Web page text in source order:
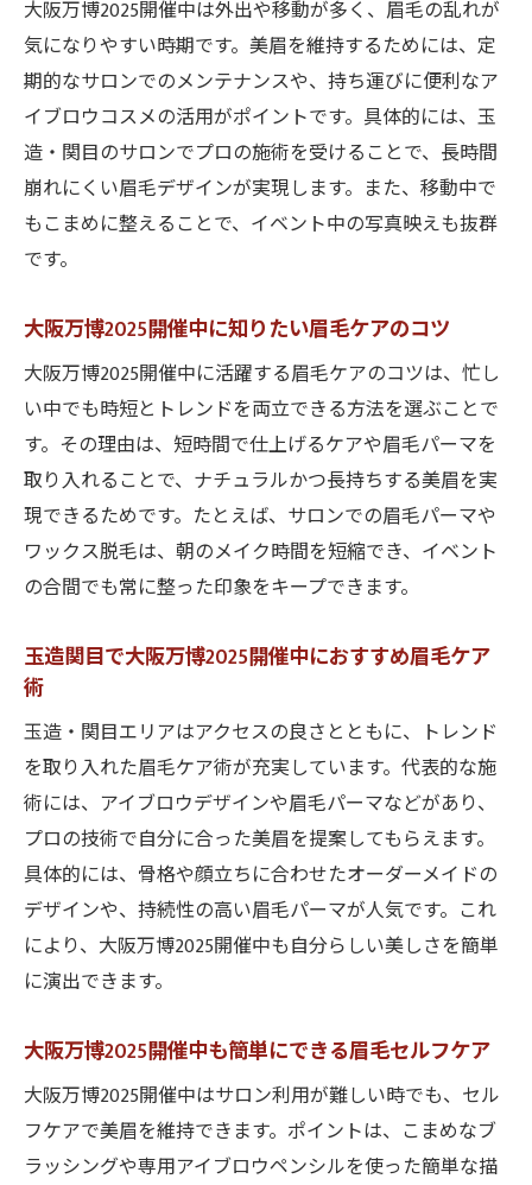
大阪万博2025開催中は外出や移動が多く、眉毛の乱れが
気になりやすい時期です。美眉を維持するためには、定
期的なサロンでのメンテナンスや、持ち運びに便利なア
イブロウコスメの活用がポイントです。具体的には、玉
造・関目のサロンでプロの施術を受けることで、長時間
崩れにくい眉毛デザインが実現します。また、移動中で
もこまめに整えることで、イベント中の写真映えも抜群
です。
大阪万博2025開催中に知りたい眉毛ケアのコツ
大阪万博2025開催中に活躍する眉毛ケアのコツは、忙し
い中でも時短とトレンドを両立できる方法を選ぶことで
す。その理由は、短時間で仕上げるケアや眉毛パーマを
取り入れることで、ナチュラルかつ長持ちする美眉を実
現できるためです。たとえば、サロンでの眉毛パーマや
ワックス脱毛は、朝のメイク時間を短縮でき、イベント
の合間でも常に整った印象をキープできます。
玉造関目で大阪万博2025開催中におすすめ眉毛ケア
術
玉造・関目エリアはアクセスの良さとともに、トレンド
を取り入れた眉毛ケア術が充実しています。代表的な施
術には、アイブロウデザインや眉毛パーマなどがあり、
プロの技術で自分に合った美眉を提案してもらえます。
具体的には、骨格や顔立ちに合わせたオーダーメイドの
デザインや、持続性の高い眉毛パーマが人気です。これ
により、大阪万博2025開催中も自分らしい美しさを簡単
に演出できます。
大阪万博2025開催中も簡単にできる眉毛セルフケア
大阪万博2025開催中はサロン利用が難しい時でも、セル
フケアで美眉を維持できます。ポイントは、こまめなブ
ラッシングや専用アイブロウペンシルを使った簡単な描